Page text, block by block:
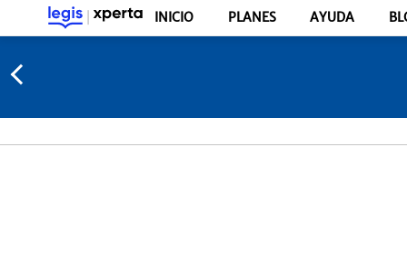
INICIO PLANES AYUDA